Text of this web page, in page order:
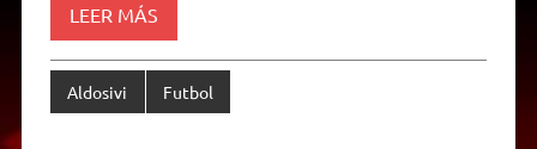
LEER MÁS
Aldosivi Futbol